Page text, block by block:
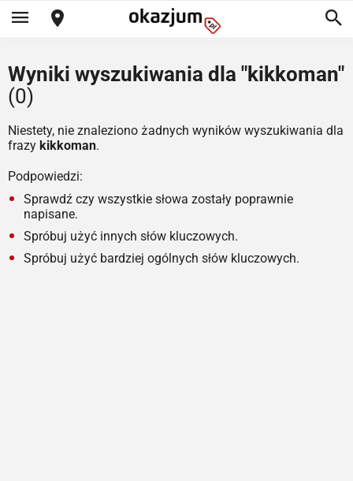
Wyniki wyszukiwania dla "kikkoman"
(0)
Niestety, nie znaleziono żadnych wyników wyszukiwania dla
frazy kikkoman.
Podpowiedzi:
Sprawdź czy wszystkie słowa zostały poprawnie
napisane.
Spróbuj użyć innych słów kluczowych.
Spróbuj użyć bardziej ogólnych słów kluczowych.